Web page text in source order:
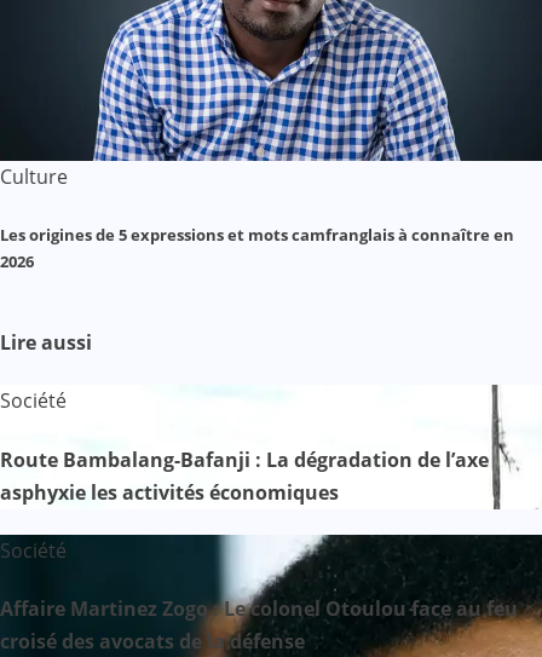
Culture
Les origines de 5 expressions et mots camfranglais à connaître en
2026
Lire aussi
Société
Route Bambalang-Bafanji : La dégradation de l’axe
asphyxie les activités économiques
Société
Affaire Martinez Zogo : Le colonel Otoulou face au feu
croisé des avocats de la défense